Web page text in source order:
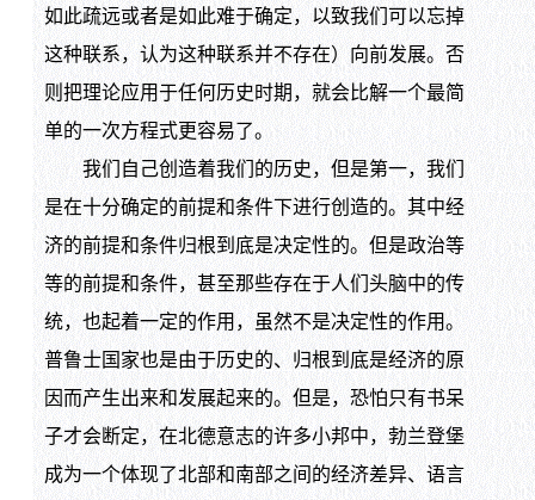
如此疏远或者是如此难于确定，以致我们可以忘掉
这种联系，认为这种联系并不存在）向前发展。否
则把理论应用于任何历史时期，就会比解一个最简
单的一次方程式更容易了。
我们自己创造着我们的历史，但是第一，我们
是在十分确定的前提和条件下进行创造的。其中经
济的前提和条件归根到底是决定性的。但是政治等
等的前提和条件，甚至那些存在于人们头脑中的传
统，也起着一定的作用，虽然不是决定性的作用。
普鲁士国家也是由于历史的、归根到底是经济的原
因而产生出来和发展起来的。但是，恐怕只有书呆
子才会断定，在北德意志的许多小邦中，勃兰登堡
成为一个体现了北部和南部之间的经济差异、语言